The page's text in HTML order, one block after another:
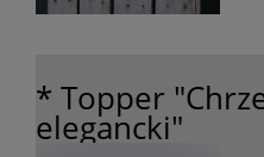
* Topper
elegancki"